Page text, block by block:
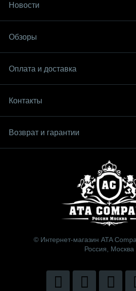
Новости
Обзоры
Оплата и доставка
Контакты
Возврат и гарантии
© Интернет-магазин ATA
Россия, Москва